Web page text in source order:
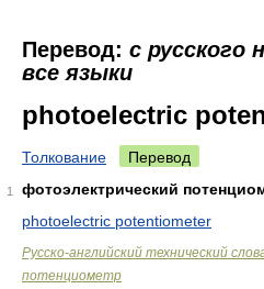
Перевод: с русского
все языки
photoelectric
Толкование Перевод
1
фотоэлектрический
photoelectric potentiometer
Русско-английский технический
потенциометр